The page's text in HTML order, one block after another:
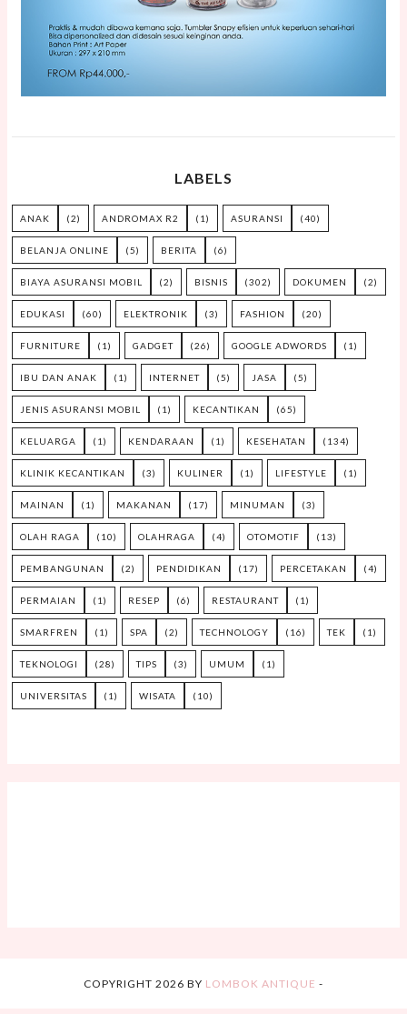
LABELS
ANAK (2) ANDROMAX R2 (1) ASURANSI (40)
BELANJA ONLINE (5) BERITA (6)
BIAYA ASURANSI MOBIL (2) BISNIS (302) DOKUMEN (2)
EDUKASI (60) ELEKTRONIK (3) FASHION (20)
FURNITURE (1) GADGET (26) GOOGLE ADWORDS (1)
IBU DAN ANAK (1) INTERNET (5) JASA (5)
JENIS ASURANSI MOBIL (1) KECANTIKAN (65)
KELUARGA (1) KENDARAAN (1) KESEHATAN (134)
KLINIK KECANTIKAN (3) KULINER (1) LIFESTYLE (1)
MAINAN (1) MAKANAN (17) MINUMAN (3)
OLAH RAGA (10) OLAHRAGA (4) OTOMOTIF (13)
PEMBANGUNAN (2) PENDIDIKAN (17) PERCETAKAN (4)
PERMAIAN (1) RESEP (6) RESTAURANT (1)
SMARFREN (1) SPA (2) TECHNOLOGY (16) TEK (1)
TEKNOLOGI (28) TIPS (3) UMUM (1)
UNIVERSITAS (1) WISATA (10)
COPYRIGHT 2026 BY LOMBOK ANTIQUE -